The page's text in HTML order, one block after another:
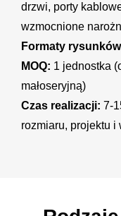
drzwi, porty
wzmocnione
Formaty
MOQ: 1 jednostka
małoseryjną)
Czas realizacji: 7-
rozmiaru, projektu i